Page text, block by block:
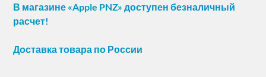
В магазине «Apple PNZ» доступен безналичный
расчет!
Доставка товара по России